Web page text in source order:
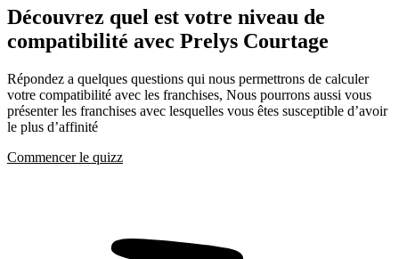
Découvrez quel est votre niveau de
compatibilité avec Prelys Courtage
Répondez a quelques questions qui nous permettrons de calculer
votre compatibilité avec les franchises, Nous pourrons aussi vous
présenter les franchises avec lesquelles vous êtes susceptible d’avoir
le plus d’affinité
Commencer le quizz